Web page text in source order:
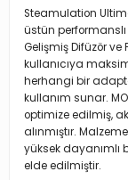
Steamulation
üstün performanslı
Gelişmiş Difüzör
kullanıcıya
herhangi bir
kullanım sunar.
optimize edilmiş,
alınmıştır.
yüksek dayanımlı
elde edilmiştir.